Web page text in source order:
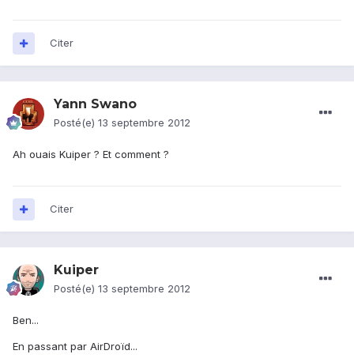
Citer
Yann Swano
Posté(e) 13 septembre 2012
Ah ouais Kuiper ? Et comment ?
Citer
Kuiper
Posté(e) 13 septembre 2012
Ben...
En passant par AirDroïd...